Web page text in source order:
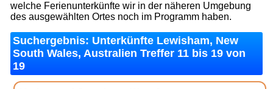
welche Ferienunterkünfte wir in der näheren Umgebung
des ausgewählten Ortes noch im Programm haben.
Suchergebnis: Unterkünfte Lewisham, New
South Wales, Australien Treffer 11 bis 19 von
19